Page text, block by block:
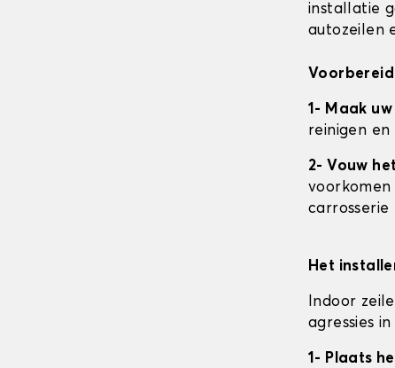
installatie
autozeilen
1- Maak
reinigen
2- Vouw
carrosserie
Het
Indoor
agressies
1- Plaats